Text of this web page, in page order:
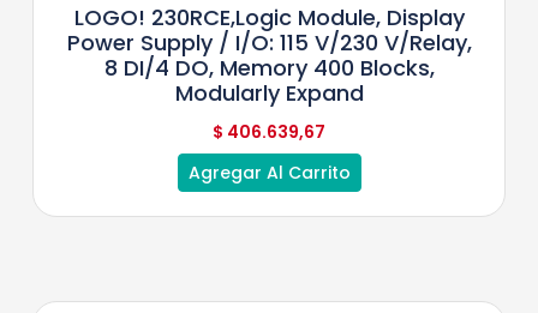
LOGO! 230RCE,logic Module, Display
Power Supply / I/O: 115 V/230 V/relay,
8 DI/4 DO, Memory 400 Blocks,
Modularly Expand
$ 406.639,67
Agregar Al Carrito